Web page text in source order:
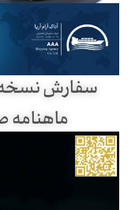
سفارش نسخه